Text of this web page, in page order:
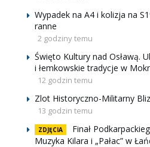
Wypadek na A4 i kolizja na
ranne
2 godziny temu
Święto Kultury nad Osławą.
i łemkowskie tradycje w
12 godzin temu
Zlot Historyczno-Militarny
13 godzin temu
ZDJĘCIA
Finał
Muzyka Kilara i „Pałac” w